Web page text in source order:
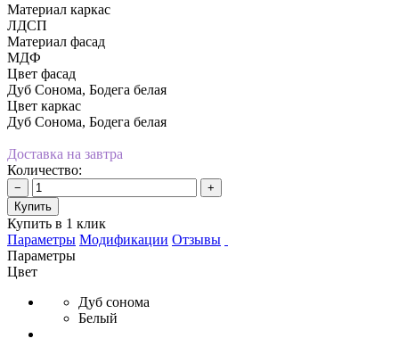
Материал каркас
ЛДСП
Материал фасад
МДФ
Цвет фасад
Дуб Сонома, Бодега белая
Цвет каркас
Дуб Сонома, Бодега белая
Доставка на завтра
Количество:
−
+
Купить
Купить в 1 клик
Параметры Модификации Отзывы
Параметры
Цвет
Дуб сонома
Белый